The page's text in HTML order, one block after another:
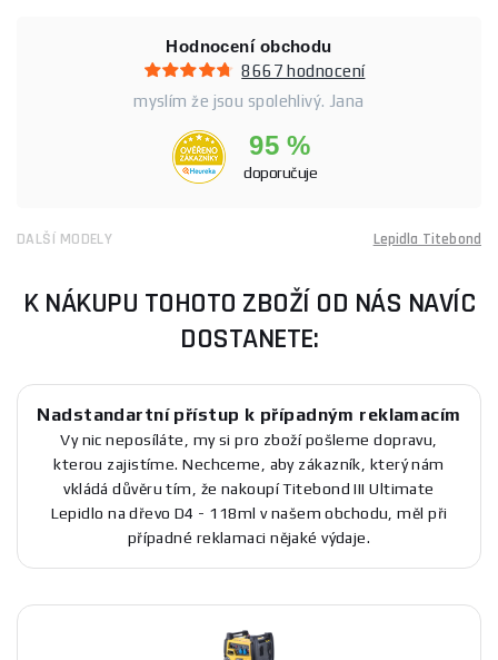
Hodnocení obchodu
8667 hodnocení
myslím že jsou spolehlivý. Jana
95 %
doporučuje
DALŠÍ MODELY Lepidla Titebond
K NÁKUPU TOHOTO ZBOŽÍ OD NÁS NAVÍC
DOSTANETE:
Nadstandartní přístup k případným reklamacím
Vy nic neposíláte, my si pro zboží pošleme dopravu,
kterou zajistíme. Nechceme, aby zákazník, který nám
vkládá důvěru tím, že nakoupí Titebond III Ultimate
Lepidlo na dřevo D4 - 118ml v našem obchodu, měl při
případné reklamaci nějaké výdaje.